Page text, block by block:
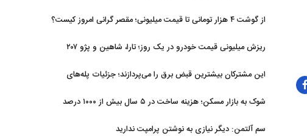
از گوشت ۴ هزار تومانی تا قیمت میلیونی؛ مقصر گرانی امروز کیست؟
ریزش میلیونی قیمت خودرو در یک روز؛ تارا، شاهین و پژو ۲۰۷
این مشترکان بیشترین قبض برق را می‌پردازند؛ جزئیات پله‌های
شوک به بازار مسکن؛ هزینه ساخت در ۵ سال بیش از ۱۰۰۰ درصد
سم آلتمن: دیگر نیازی به نوشتن پرامپت ندارید